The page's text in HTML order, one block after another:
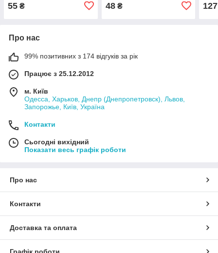
55 ₴ 48₴ 127
Про нас
99% позитивних з 174 відгуків за рік
Працює з 25.12.2012
м. Київ
Одесса, Харьков, Днепр (Днепропетровск), Львов,
Запорожье, Київ, Україна
Контакти
Сьогодні вихідний
Показати весь графік роботи
Про нас
Контакти
Доставка та оплата